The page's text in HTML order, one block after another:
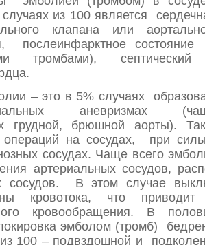
из 100 является
клапана или
послеинфарктное
тромбами), септический
– это в 5% случаях
аневризмах
грудной, брюшной аорты).
операций на сосудах, при
сосудах. Чаще всего
артериальных сосудов,
сосудов. В этом случае
кровотока, что
кровообращения. В
эмболом (тромб)
100 – подвздошной и